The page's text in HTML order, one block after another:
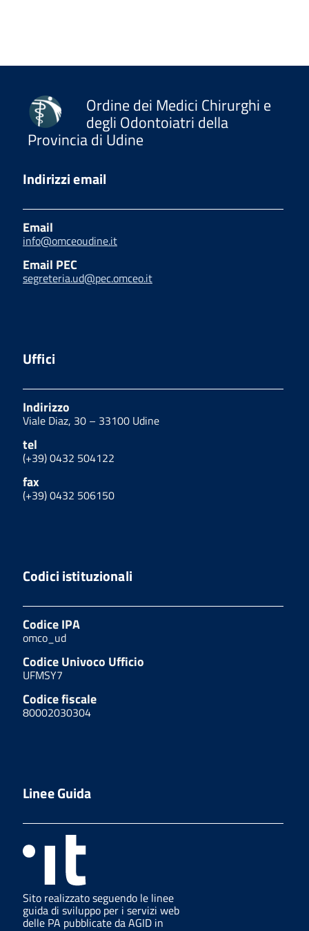
Ordine dei Medici Chirurghi e
degli Odontoiatri della
Provincia di Udine
Indirizzi email
Email
info@omceoudine.it
Email PEC
segreteria.ud@pec.omceo.it
Uffici
Indirizzo
Viale Diaz, 30 – 33100 Udine
tel
(+39) 0432 504122
fax
(+39) 0432 506150
Codici istituzionali
Codice IPA
omco_ud
Codice Univoco Ufficio
UFMSY7
Codice fiscale
80002030304
Linee Guida
Sito realizzato seguendo le linee
guida di sviluppo per i servizi web
delle PA pubblicate da AGID in